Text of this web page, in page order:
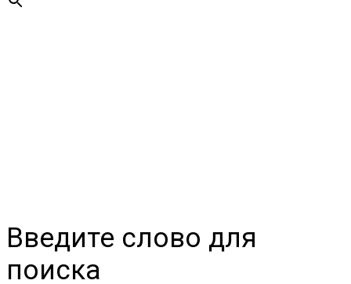
Введите слово для
поиска